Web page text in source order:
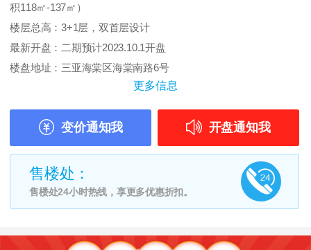
积118㎡-137㎡）
楼层总高：3+1层，双首层设计
最新开盘：二期预计2023.10.1开盘
楼盘地址：三亚海棠区海棠南路6号
更多信息
变价通知我 开盘通知我
售楼处：
售楼处24小时热线，享更多优惠折扣。